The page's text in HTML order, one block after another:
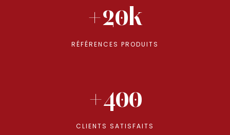
+20k
RÉFÉRENCES PRODUITS
+400
CLIENTS SATISFAITS